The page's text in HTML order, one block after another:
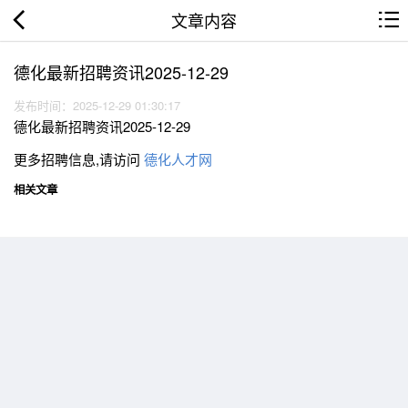
文章内容
德化最新招聘资讯2025-12-29
发布时间：2025-12-29 01:30:17
德化最新招聘资讯2025-12-29
更多招聘信息,请访问 德化人才网
相关文章